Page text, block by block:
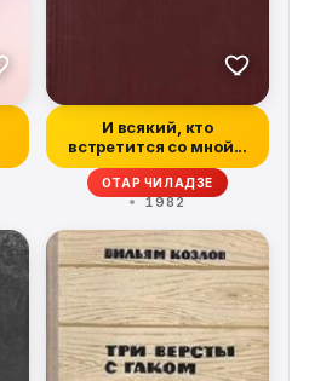
И всякий, кто
встретится со мной...
ОТАР ЧИЛАДЗЕ
1982